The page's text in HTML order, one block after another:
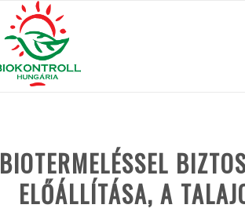
BIOTERMELÉSSEL
ELŐÁLLÍTÁSA, A